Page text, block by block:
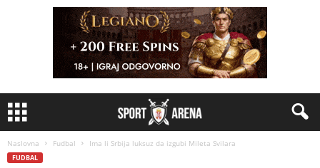
Naslovna Fudbal Ima li Srbija luksuz da izgubi Mileta Svilara
FUDBAL